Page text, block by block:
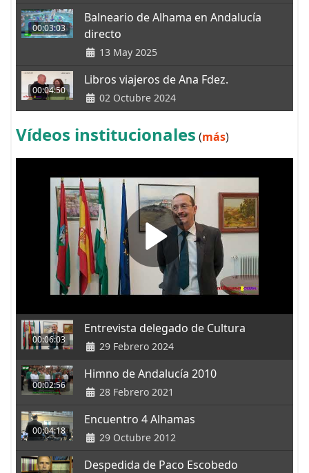
00:03:03
Balneario de Alhama en Andalucía
directo
13 May 2025
00:04:50
Libros viajeros de Ana Fdez.
02 Octubre 2024
Vídeos institucionales (más)
00:06:03
Entrevista delegado de Cultura
29 Febrero 2024
00:02:56
Himno de Andalucía 2010
28 Febrero 2021
00:04:18
Encuentro 4 Alhamas
29 Octubre 2012
Despedida de Paco Escobedo